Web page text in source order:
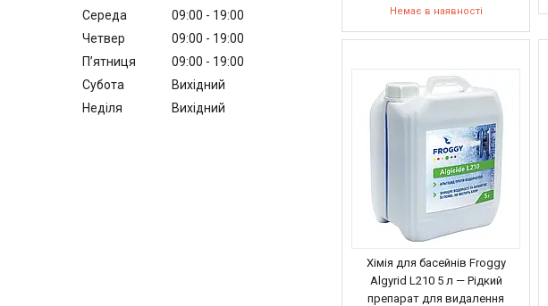
Немає в наявності
Хімія для басейнів Froggy
Algyrid L210 5 л — Рідкий
препарат для видалення
Середа
09:00
19:00
Четвер
09:00
19:00
Пʼятниця
09:00
19:00
Субота
Вихідний
Неділя
Вихідний